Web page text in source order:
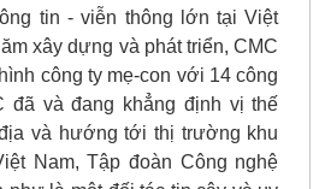
tin - viễn thông lớn tại Việt
xây dựng và phát triển, CMC
công ty mẹ-con với 14 công
đã và đang khẳng định vị thế
và hướng tới thị trường khu
Nam, Tập đoàn Công nghệ